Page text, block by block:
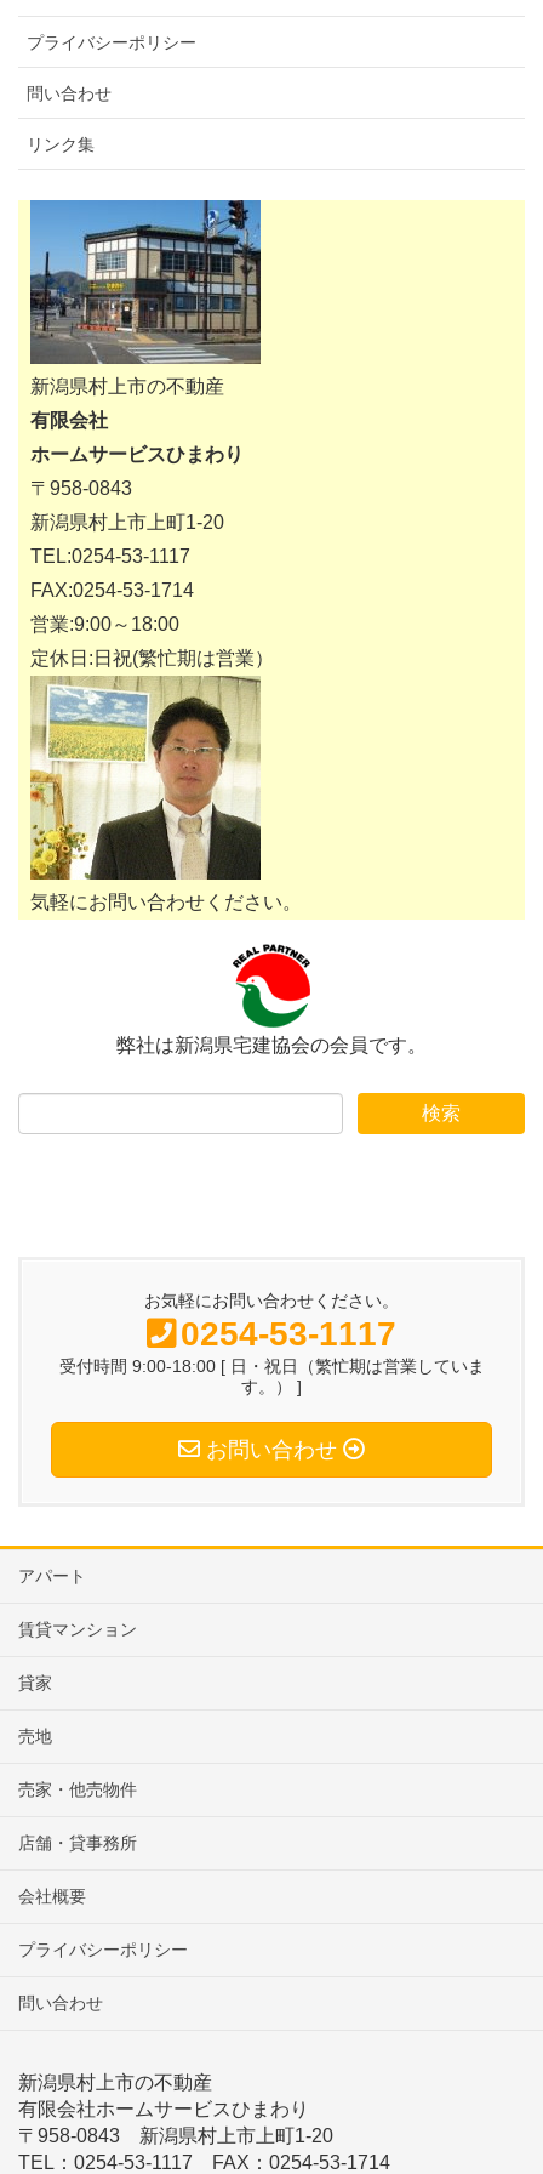
プライバシーポリシー
問い合わせ
リンク集
新潟県村上市の不動産
有限会社
ホームサービスひまわり
〒958-0843
新潟県村上市上町1-20
TEL:0254-53-1117
FAX:0254-53-1714
営業:9:00～18:00
定休日:日祝(繁忙期は営業）
気軽にお問い合わせください。
弊社は新潟県宅建協会の会員です。
お気軽にお問い合わせください。
0254-53-1117
受付時間 9:00-18:00 [ 日・祝日（繁忙期は営業していま
す。） ]
お問い合わせ
アパート
賃貸マンション
貸家
売地
売家・他売物件
店舗・貸事務所
会社概要
プライバシーポリシー
問い合わせ
新潟県村上市の不動産
有限会社ホームサービスひまわり
〒958-0843 新潟県村上市上町1-20
TEL：0254-53-1117 FAX：0254-53-1714